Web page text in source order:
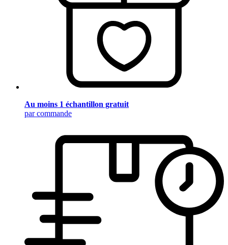
Au moins 1 échantillon gratuit
par commande